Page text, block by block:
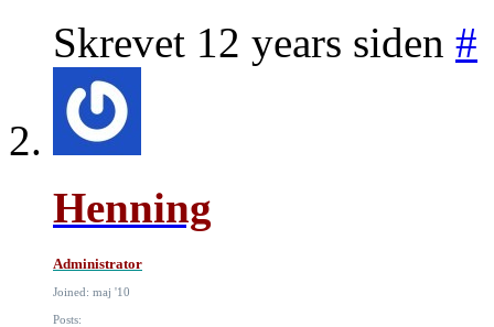
Skrevet 12 years siden #
Henning
Administrator
Joined: maj '10
Posts: